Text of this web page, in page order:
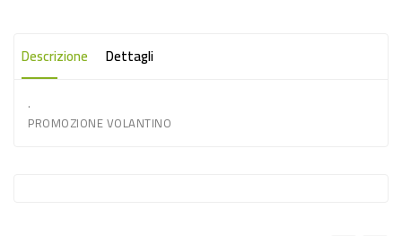
-
Descrizione Dettagli
.
PROMOZIONE VOLANTINO